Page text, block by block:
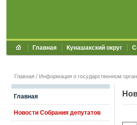
Главная Кунашакский округ
Главная / Информация о государственном
Главная
Новости Собрания депутатов